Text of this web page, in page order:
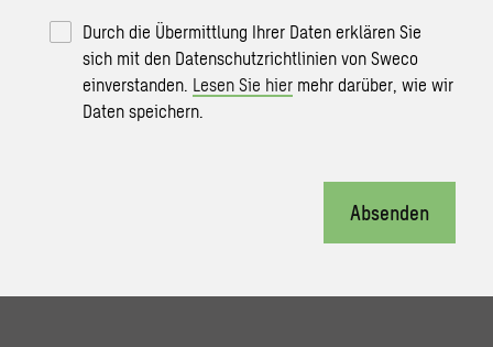
Durch die Übermittlung Ihrer Daten erklären Sie
sich mit den Datenschutzrichtlinien von Sweco
einverstanden. Lesen Sie hier mehr darüber, wie wir
Daten speichern.
Absenden